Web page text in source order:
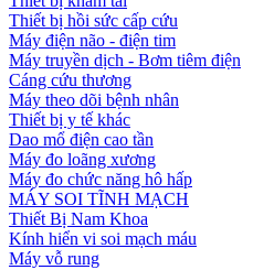
Thiết bị hồi sức cấp cứu
Máy điện não - điện tim
Máy truyền dịch - Bơm tiêm điện
Cáng cứu thương
Máy theo dõi bệnh nhân
Thiết bị y tế khác
Dao mổ điện cao tần
Máy đo loãng xương
Máy đo chức năng hô hấp
MÁY SOI TĨNH MẠCH
Thiết Bị Nam Khoa
Kính hiển vi soi mạch máu
Máy vỗ rung